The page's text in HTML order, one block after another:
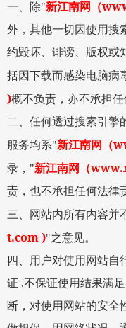
一、除"新江南网 （
外，其他一切因使用搜
约毁坏、诽谤、版权或
括因下载而感染电脑病
)概不负责，亦不承担任
二、任何透过搜索引擎
服务均系"新江南网 （
录， "新江南网 （
责，也不承担任何法律
三、网站内所有内容并
t.com )"之意见。
四、用户对使用网站自
证 ,不保证使用结果满
断，对使用网站的安全